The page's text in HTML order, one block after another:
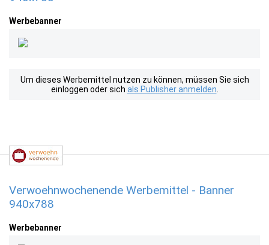
Werbebanner
Um dieses Werbemittel nutzen zu können, müssen Sie sich
einloggen oder sich als Publisher anmelden
Verwoehnwochenende Werbemittel - Banner
940x788
Werbebanner